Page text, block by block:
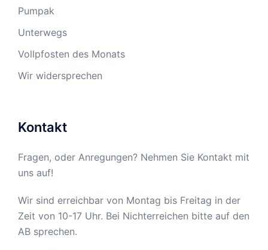
Pumpak
Unterwegs
Vollpfosten des Monats
Wir widersprechen
Kontakt
Fragen, oder Anregungen? Nehmen Sie Kontakt mit
uns auf!
Wir sind erreichbar von Montag bis Freitag in der
Zeit von 10-17 Uhr. Bei Nichterreichen bitte auf den
AB sprechen.